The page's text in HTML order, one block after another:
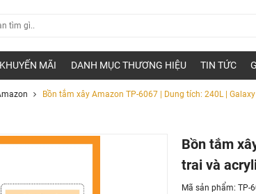
KHUYẾN MÃI DANH MỤC THƯƠNG HIỆU TIN TỨC
Bồn tắm xây Amazon TP-6067 | Dung tích: 240L |
Bồn tắm
trai và
Mã sản phẩm: TP-